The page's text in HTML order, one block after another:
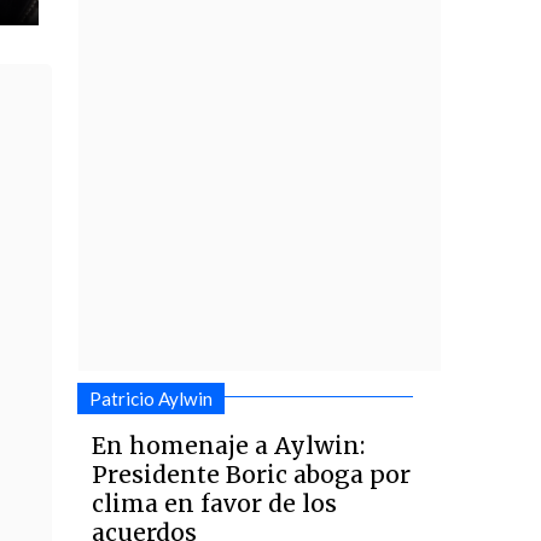
Patricio Aylwin
En homenaje a Aylwin:
Presidente Boric aboga por
clima en favor de los
acuerdos